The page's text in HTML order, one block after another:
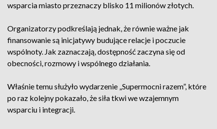
wsparcia miasto przeznaczy blisko 11 milionów złotych.
Organizatorzy podkreślają jednak, że równie ważne jak
finansowanie są inicjatywy budujące relacje i poczucie
wspólnoty. Jak zaznaczają, dostępność zaczyna się od
obecności, rozmowy i wspólnego działania.
Właśnie temu służyło wydarzenie „Supermocni razem”, które
po raz kolejny pokazało, że siła tkwi we wzajemnym
wsparciu i integracji.